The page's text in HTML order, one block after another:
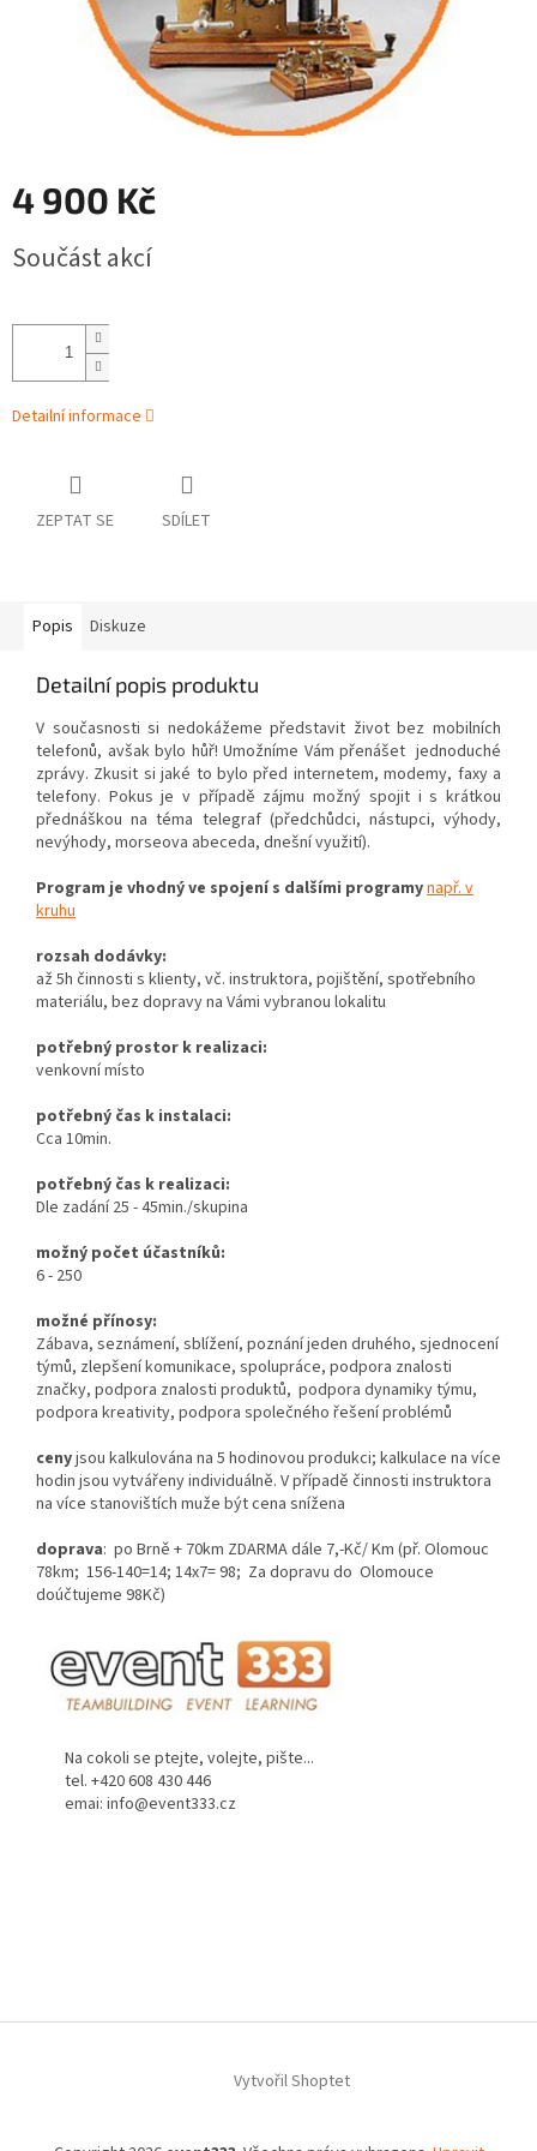
4 900 Kč
cena:
Součást akcí
Detailní informace
ZEPTAT SE SDÍLET
Popis Diskuze
Detailní popis produktu
V současnosti si nedokážeme představit život bez mobilních
telefonů, avšak bylo hůř! Umožníme Vám přenášet jednoduché
zprávy. Zkusit si jaké to bylo před internetem, modemy, faxy a
telefony. Pokus je v případě zájmu možný spojit i s krátkou
přednáškou na téma telegraf (předchůdci, nástupci, výhody,
nevýhody, morseova abeceda, dnešní využití).
Program je vhodný ve spojení s dalšími programynapř. v
kruhu
rozsah dodávky:
až 5h činnosti s klienty, vč. instruktora, pojištění, spotřebního
materiálu, bez dopravy na Vámi vybranou lokalitu
potřebný prostor k realizaci:
venkovní místo
potřebný čas k instalaci:
Cca 10min.
potřebný čas k realizaci:
Dle zadání 25 - 45min./skupina
možný počet účastníků:
6 - 250
možné přínosy:
Zábava, seznámení, sblížení, poznání jeden druhého, sjednocení
týmů, zlepšení komunikace, spolupráce, podpora znalosti
značky, podpora znalosti produktů, podpora dynamiky týmu,
podpora kreativity, podpora společného řešení problémů
cenyjsou kalkulována na 5 hodinovou produkci; kalkulace na více
hodin jsou vytvářeny individuálně. V případě činnosti instruktora
na více stanovištích muže být cena snížena
doprava: po Brně + 70km ZDARMA dále 7,-Kč/ Km (př. Olomouc
78km; 156-140=14; 14x7= 98; Za dopravu do Olomouce
doúčtujeme 98Kč)
Na cokoli se ptejte, volejte, pište...
tel. +420 608 430 446
emai: info@event333.cz
Vytvořil Shoptet